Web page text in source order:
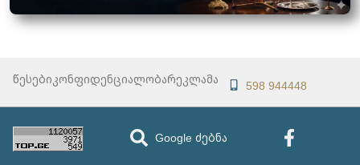
წესებიკონფიდენციალობარეკლამა 598 944448
Google ძებნა